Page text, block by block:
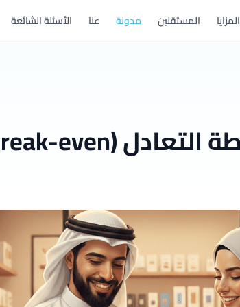
المزايا المستقلين مدونة عنا الأسئلة الشائعة